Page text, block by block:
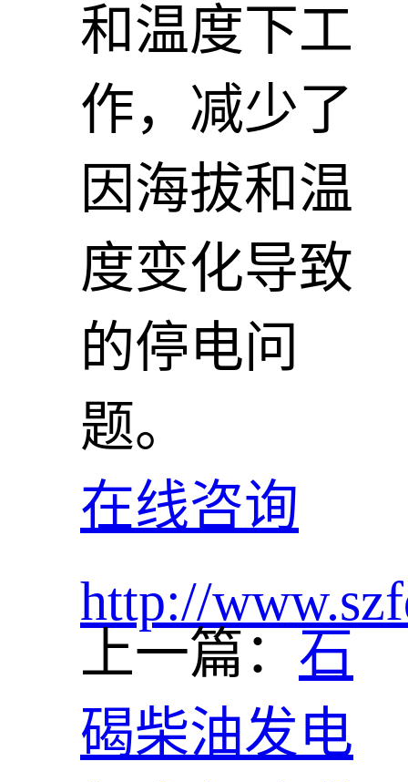
和温度下工
作，减少了
因海拔和温
度变化导致
的停电问
题。
在线咨询
http://
上一篇： 石
碣柴油发电